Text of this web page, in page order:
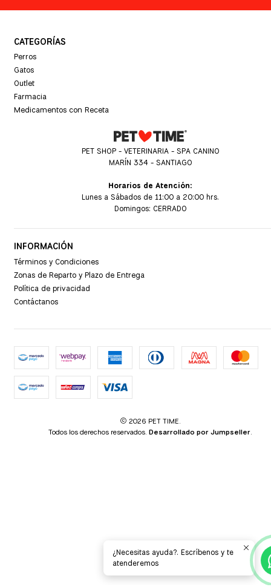
CATEGORÍAS
Perros
Gatos
Outlet
Farmacia
Medicamentos con Receta
PET SHOP - VETERINARIA - SPA CANINO
MARÍN 334 - SANTIAGO
Horarios de Atención:
Lunes a Sábados de 11:00 a 20:00 hrs.
Domingos: CERRADO
INFORMACIÓN
Términos y Condiciones
Zonas de Reparto y Plazo de Entrega
Política de privacidad
Contáctanos
2026 PET TIME.
Todos los derechos reservados. Desarrollado por Jumpseller.
¿Necesitas ayuda?. Escríbenos y te
atenderemos